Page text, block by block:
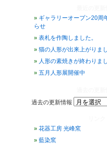
ギャラリーオープン20周
らせ
表札を作陶しました。
猫の人形が出来上がりまし
人形の素焼きが終わりまし
五月人形展開催中
過去の更新情報
花器工房 光峰窯
藍染窯